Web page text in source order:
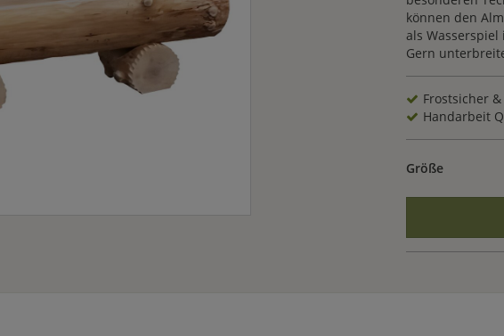
können den
als
Gern
Frostsicher
Handarbeit
Größe